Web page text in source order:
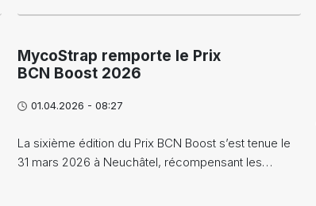
MycoStrap remporte le Prix
BCN Boost 2026
01.04.2026 - 08:27
La sixième édition du Prix BCN Boost s’est tenue le
31 mars 2026 à Neuchâtel, récompensant les…